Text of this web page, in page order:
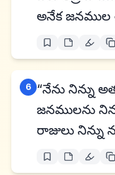
అనేక జనముల
6 “నేను నిన్ను
జనములను
రాజులు నిన్ను